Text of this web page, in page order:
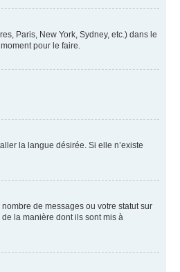
Paris, New York, Sydney, etc.) dans le
pour le faire.
la langue désirée. Si elle n’existe
de messages ou votre statut sur
la manière dont ils sont mis à